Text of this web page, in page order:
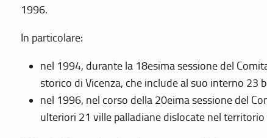
1996.
In particolare:
nel 1994, durante la 18esima sessione del
storico di Vicenza, che include al suo interno 23
nel 1996, nel corso della 20eima sessione del
ulteriori 21 ville palladiane dislocate nel territorio